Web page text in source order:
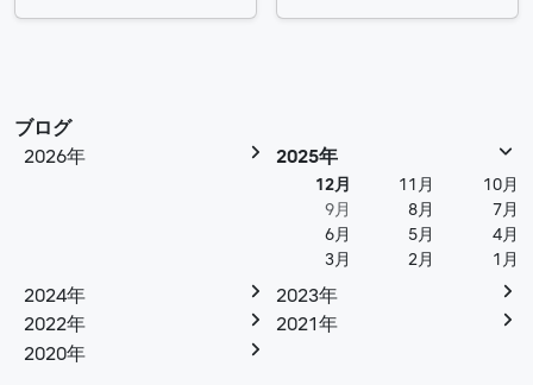
ブログ
2026年
2025年
12月 11月
10月
9月
8月
7月
6月
5月
4月
3月
2月 1月
2024年
2023年
2022年
2021年
2020年